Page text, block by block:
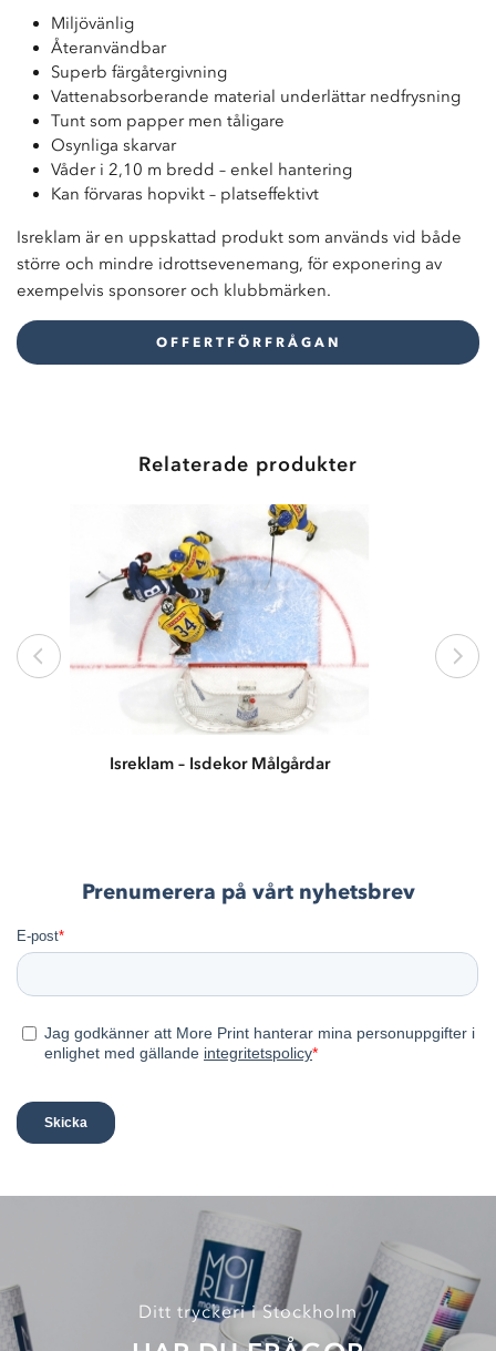
Miljövänlig
Återanvändbar
Superb färgåtergivning
Vattenabsorberande material underlättar nedfrysning
Tunt som papper men tåligare
Osynliga skarvar
Våder i 2,10 m bredd – enkel hantering
Kan förvaras hopvikt – platseffektivt
Isreklam är en uppskattad produkt som används vid både
större och mindre idrottsevenemang, för exponering av
exempelvis sponsorer och klubbmärken.
OFFERTFÖRFRÅGAN
Relaterade produkter
Isreklam – Isdekor Målgårdar
Prenumerera på vårt nyhetsbrev
Ditt tryckeri i Stockholm